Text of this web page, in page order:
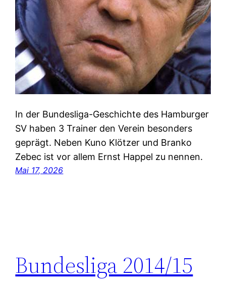
In der Bundesliga-Geschichte des Hamburger
SV haben 3 Trainer den Verein besonders
geprägt. Neben Kuno Klötzer und Branko
Zebec ist vor allem Ernst Happel zu nennen.
Mai 17, 2026
Bundesliga 2014/15